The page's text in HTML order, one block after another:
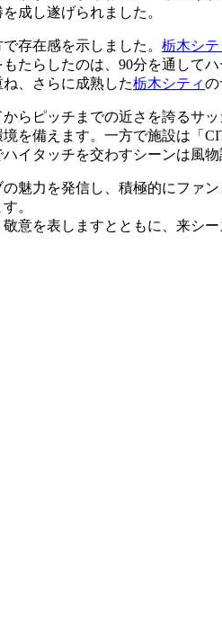
成し遂げられました。
存在感を示しました。 栃木シテ
たらしたのは、90分を通して
、さらに成熟した栃木シティの
らピッチまでの近さを誇るサ
を備えます。一方で施設は「
イタッチを交わすシーンは風物
魅力を発信し、積極的にファ
。
意を表しますとともに、来シ